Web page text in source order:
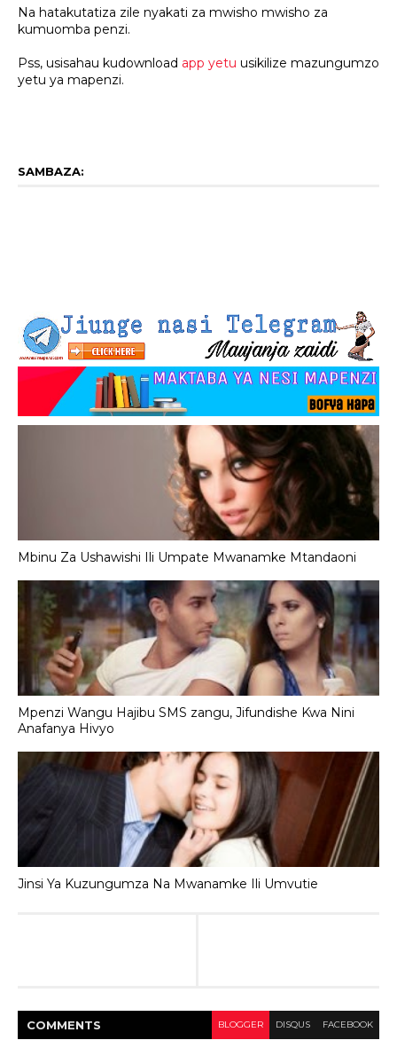
Na hatakutatiza zile nyakati za mwisho mwisho za
kumuomba penzi.
Pss, usisahau kudownload app yetu usikilize mazungumzo
yetu ya mapenzi.
SAMBAZA:
Mbinu Za Ushawishi Ili Umpate Mwanamke Mtandaoni
Mpenzi Wangu Hajibu SMS zangu, Jifundishe Kwa Nini
Anafanya Hivyo
Jinsi Ya Kuzungumza Na Mwanamke Ili Umvutie
COMMENTS BLOGGER DISQUS FACEBOOK